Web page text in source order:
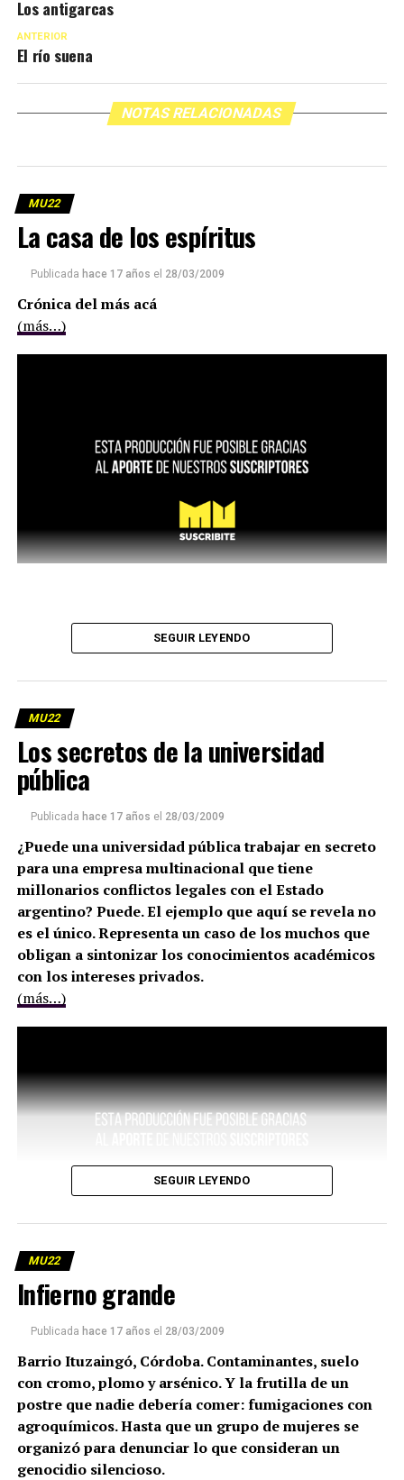
Los antigarcas
ANTERIOR
El río suena
NOTAS RELACIONADAS
MU22
La casa de los espíritus
Publicada hace 17 años el 28/03/2009
Crónica del más acá
(más…)
SEGUIR LEYENDO
MU22
Los secretos de la universidad
pública
Publicada hace 17 años el 28/03/2009
¿Puede una universidad pública trabajar en secreto
para una empresa multinacional que tiene
millonarios conflictos legales con el Estado
argentino? Puede. El ejemplo que aquí se revela no
es el único. Representa un caso de los muchos que
obligan a sintonizar los conocimientos académicos
con los intereses privados.
(más…)
SEGUIR LEYENDO
MU22
Infierno grande
Publicada hace 17 años el 28/03/2009
Barrio Ituzaingó, Córdoba. Contaminantes, suelo
con cromo, plomo y arsénico. Y la frutilla de un
postre que nadie debería comer: fumigaciones con
agroquímicos. Hasta que un grupo de mujeres se
organizó para denunciar lo que consideran un
genocidio silencioso.